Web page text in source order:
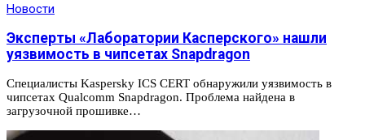
Новости
Эксперты «Лаборатории Касперского» нашли
уязвимость в чипсетах Snapdragon
Специалисты Kaspersky ICS CERT обнаружили уязвимость в
чипсетах Qualcomm Snapdragon. Проблема найдена в
загрузочной прошивке…